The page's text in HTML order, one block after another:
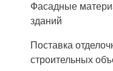
Фасадные
зданий
Поставка
строительных